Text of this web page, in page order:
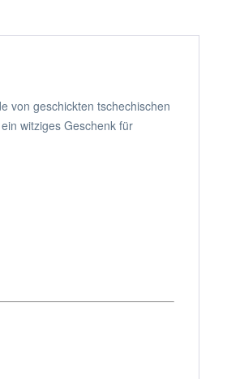
von geschickten tschechischen
witziges Geschenk für